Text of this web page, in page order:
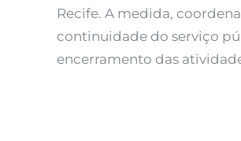
Recife. A medida,
continuidade do serviço
encerramento das